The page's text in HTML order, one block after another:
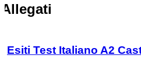
Allegati
Esiti Test Italiano A2